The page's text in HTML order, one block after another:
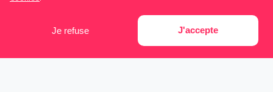
Je refuse J'accepte